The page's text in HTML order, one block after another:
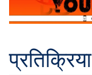
प्रतिक्रिया